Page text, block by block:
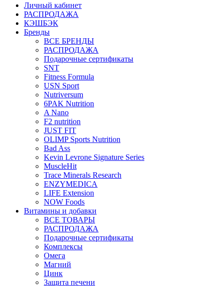
Личный кабинет
РАСПРОДАЖА
КЭШБЭК
Бренды
ВСЕ БРЕНДЫ
РАСПРОДАЖА
Подарочные сертификаты
SNT
Fitness Formula
USN Sport
Nutriversum
6PAK Nutrition
A Nano
F2 nutrition
JUST FIT
OLIMP Sports Nutrition
Bad Ass
Kevin Levrone Signature Series
MuscleHit
Trace Minerals Research
ENZYMEDICA
LIFE Extension
NOW Foods
Витамины и добавки
ВСЕ ТОВАРЫ
РАСПРОДАЖА
Подарочные сертификаты
Комплексы
Омега
Магний
Цинк
Защита печени